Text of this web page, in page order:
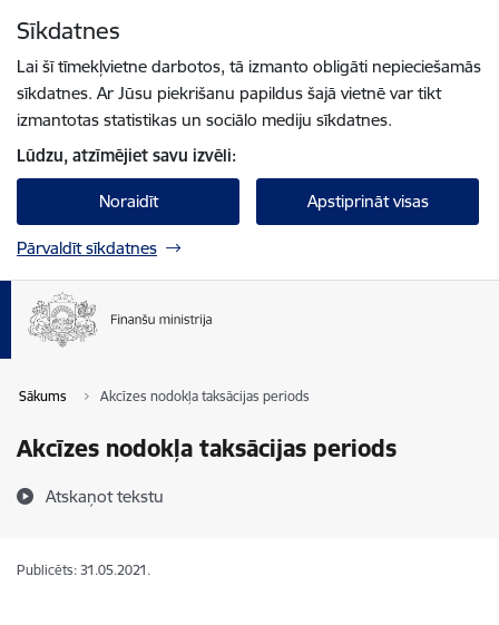
Sīkdatnes
Lai šī tīmekļvietne darbotos, tā izmanto obligāti nepieciešamās
sīkdatnes. Ar Jūsu piekrišanu papildus šajā vietnē var tikt
izmantotas statistikas un sociālo mediju sīkdatnes.
Lūdzu, atzīmējiet savu izvēli:
Noraidīt Apstiprināt visas
Pārvaldīt sīkdatnes
Sākums Akcīzes nodokļa taksācijas periods
Akcīzes nodokļa taksācijas periods
Atskaņot tekstu
Publicēts: 31.05.2021.